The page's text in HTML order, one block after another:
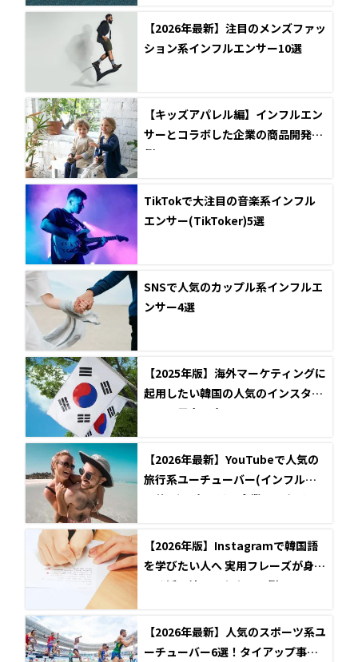
【2026年最新】注目のメンズファッ
ション系インフルエンサー10選
【キッズアパレル編】インフルエン
サーとコラボした企業の商品開発事
例5選
TikTokで大注目の音楽系インフル
エンサー(TikToker)5選
SNSで人気のカップル系インフルエ
ンサー4選
【2025年版】海外マーケティングに
起用したい韓国の人気のインスタグ
ラマー男女10名
【2026年最新】YouTubeで人気の
旅行系ユーチューバー(インフルエ
ンサー)12名とは？企業とのタイア
【2026年版】Instagramで韓国語
を学びたい人へ 実用フレーズが身に
つく活用法とアカウント例
【2026年最新】人気のスポーツ系ユ
ーチューバー6選！タイアップ事例